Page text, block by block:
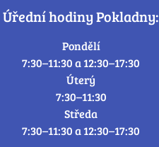
Úřední hodiny Pokladny:
Pondělí
7:30–11:30 a 12:30–17:30
Úterý
7:30–11:30
Středa
7:30–11:30 a 12:30–17:30